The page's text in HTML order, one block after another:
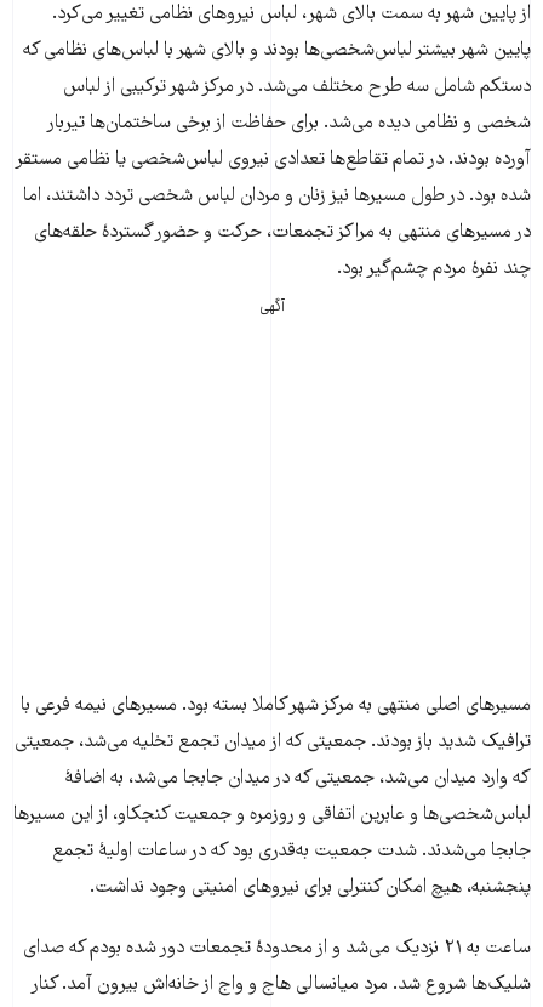
از پایین شهر به سمت بالای شهر، لباس نیروهای نظامی تغییر می‌کرد.
پایین شهر بیشتر لباس‌شخصی‌ها بودند و بالای شهر با لباس‌های نظامی که
دستکم شامل سه طرح مختلف می‌شد. در مرکز شهر ترکیبی از لباس
شخصی و نظامی دیده می‌شد. برای حفاظت از برخی ساختمان‌ها تیربار
آورده بودند. در تمام تقاطع‌ها تعدادی نیروی لباس‌شخصی یا نظامی مستقر
شده بود. در طول مسیرها نیز زنان و مردان لباس شخصی تردد داشتند، اما
در مسیرهای منتهی به مراکز تجمعات، حرکت و حضور گستردۀ حلقه‌های
چند نفرۀ مردم چشم‌گیر بود.
آگهی
مسیرهای اصلی منتهی به مرکز شهر کاملا بسته بود. مسیرهای نیمه فرعی با
ترافیک شدید باز بودند. جمعیتی که از میدان تجمع تخلیه می‌شد، جمعیتی
که وارد میدان می‌شد، جمعیتی که در میدان جابجا می‌شد، به اضافۀ
لباس‌شخصی‌ها و عابرین اتفاقی و روزمره و جمعیت کنجکاو، از این مسیرها
جابجا می‌شدند. شدت جمعیت به‌قدری بود که در ساعات اولیۀ تجمع
پنجشنبه، هیچ امکان کنترلی برای نیروهای امنیتی وجود نداشت.
ساعت به ۲۱ نزدیک می‌شد و از محدودۀ تجمعات دور شده بودم که صدای
شلیک‌ها شروع شد. مرد میانسالی هاج و واج از خانه‌اش بیرون آمد. کنار